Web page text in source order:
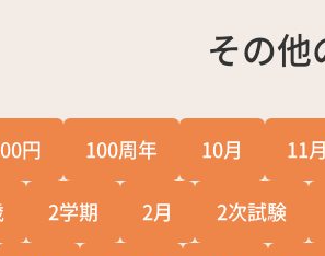
その他
円 100周年 10月 11月
2学期 2月 2次試験